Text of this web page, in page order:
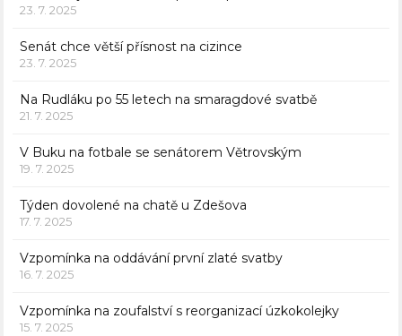
23. 7. 2025
Senát chce větší přísnost na cizince
23. 7. 2025
Na Rudláku po 55 letech na smaragdové svatbě
21. 7. 2025
V Buku na fotbale se senátorem Větrovským
19. 7. 2025
Týden dovolené na chatě u Zdešova
17. 7. 2025
Vzpomínka na oddávání první zlaté svatby
16. 7. 2025
Vzpomínka na zoufalství s reorganizací úzkokolejky
15. 7. 2025